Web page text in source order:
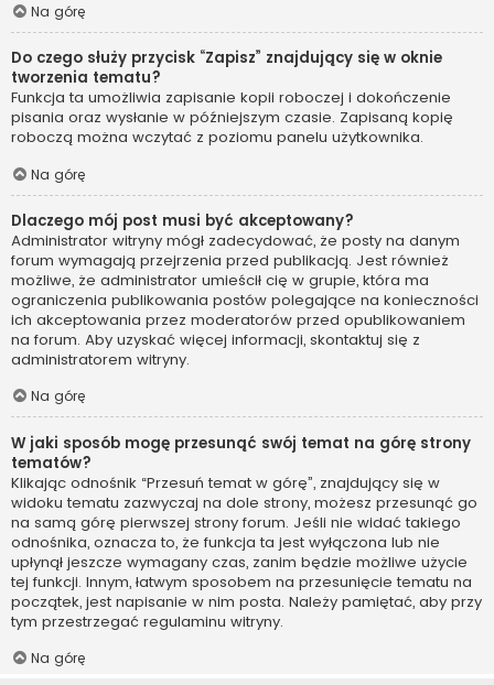
Na górę
Do czego służy przycisk “Zapisz” znajdujący się w oknie
tworzenia tematu?
Funkcja ta umożliwia zapisanie kopii roboczej i dokończenie
pisania oraz wysłanie w późniejszym czasie. Zapisaną kopię
roboczą można wczytać z poziomu panelu użytkownika.
Na górę
Dlaczego mój post musi być akceptowany?
Administrator witryny mógł zadecydować, że posty na danym
forum wymagają przejrzenia przed publikacją. Jest również
możliwe, że administrator umieścił cię w grupie, która ma
ograniczenia publikowania postów polegające na konieczności
ich akceptowania przez moderatorów przed opublikowaniem
na forum. Aby uzyskać więcej informacji, skontaktuj się z
administratorem witryny.
Na górę
W jaki sposób mogę przesunąć swój temat na górę strony
tematów?
Klikając odnośnik “Przesuń temat w górę”, znajdujący się w
widoku tematu zazwyczaj na dole strony, możesz przesunąć go
na samą górę pierwszej strony forum. Jeśli nie widać takiego
odnośnika, oznacza to, że funkcja ta jest wyłączona lub nie
upłynął jeszcze wymagany czas, zanim będzie możliwe użycie
tej funkcji. Innym, łatwym sposobem na przesunięcie tematu na
początek, jest napisanie w nim posta. Należy pamiętać, aby przy
tym przestrzegać regulaminu witryny.
Na górę